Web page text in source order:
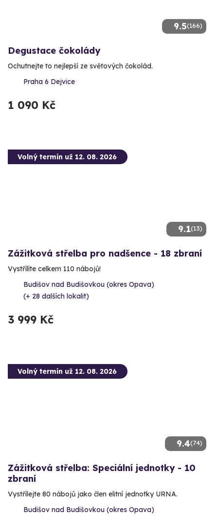
9.5(166)
Degustace čokolády
Ochutnejte to nejlepší ze světových čokolád.
Praha 6 Dejvice
1 090 Kč
9.1(13)
Volný termín už 12. 08. 2026
Zážitková střelba pro nadšence - 18 zbraní
Vystřílíte celkem 110 nábojů!
Budišov nad Budišovkou (okres Opava)
(+ 28 dalších lokalit)
3 999 Kč
9.4(74)
Volný termín už 12. 08. 2026
Zážitková střelba: Speciální jednotky - 10
zbraní
Vystřílejte 80 nábojů jako člen elitní jednotky URNA.
Budišov nad Budišovkou (okres Opava)